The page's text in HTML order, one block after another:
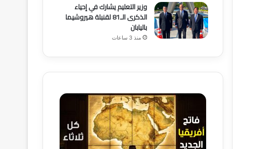
وزير التعليم يشارك في إحياء
الذكرى الـ81 لقنبلة هيروشيما
باليابان
منذ 3 ساعات